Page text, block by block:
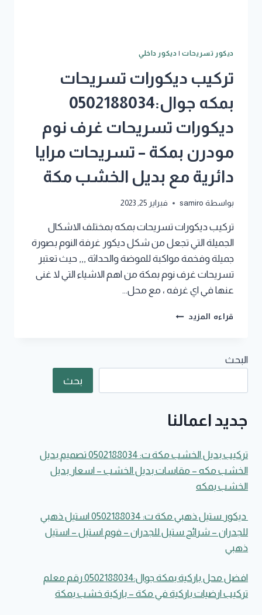
ديكور تسريحات| ديكور داخلي
تركيب ديكورات تسريحات
بمكه جوال:0502188034
ديكورات تسريحات غرف نوم
مودرن بمكة – تسريحات مرايا
دائرية مع بديل الخشب مكة
بواسطة samiro فبراير 25, 2023
تركيب ديكورات تسريحات بمكه بمختلف الاشكال
الجميلة التي تجعل من شكل ديكور غرفة النوم بصورة
جميلة وفخمة مواكبة للموضة والحداثة ,,, حيث تعتبر
تسريحات غرف نوم بمكة من اهم الاشياء التي لا غنى
عنها في اي غرفه ، مع محل…
قراءه المزيد تركيب
نوم
مودرن
–
تسريحات
مرايا
الخشب
مكة
البحث
بحث
جديد اعمالنا
تركيب بديل الخشب مكة ت: 0502188034 تصميم بديل
الخشب مكه – مقاسات بديل الخشب – اسعار بديل
الخشب بمكه
ديكور ستيل ذهبي مكة ت: 0502188034 استيل ذهبي
للجدران – شرائح ستيل للجدران – فوم استيل – استيل
ذهبي
افضل محل باركية بمكة جوال:0502188034 رقم معلم
تركيب ارضيات باركية في مكة – باركية خشب بمكة